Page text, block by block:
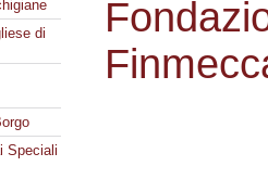
di
Speciali